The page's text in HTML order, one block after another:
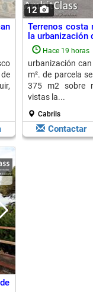
12
Terrenos costa
la urbanización
Hace 19 horas
urbanización
m². de parcela
375 m2 sobre
vistas la...
Cabrils
Contactar